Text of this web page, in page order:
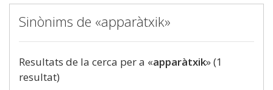
Sinònims de «apparàtxik»
Resultats de la cerca per a «apparàtxik» (1
resultat)